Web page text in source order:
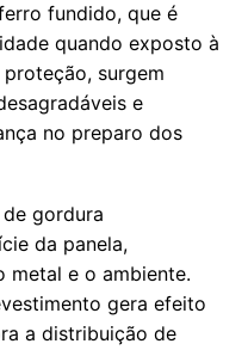
fundido, que é
quando exposto à
surgem
e
no preparo dos
gordura
da panela,
metal e o ambiente.
gera efeito
a distribuição de